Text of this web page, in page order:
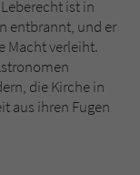
ist in
entbrannt, und er
Macht verleiht.
die Kirche in
aus ihren Fugen
Buchtitel